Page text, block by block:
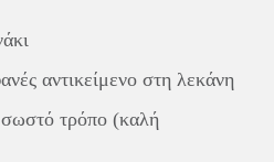
αντικείμενο στη λεκάνη
τρόπο (καλή